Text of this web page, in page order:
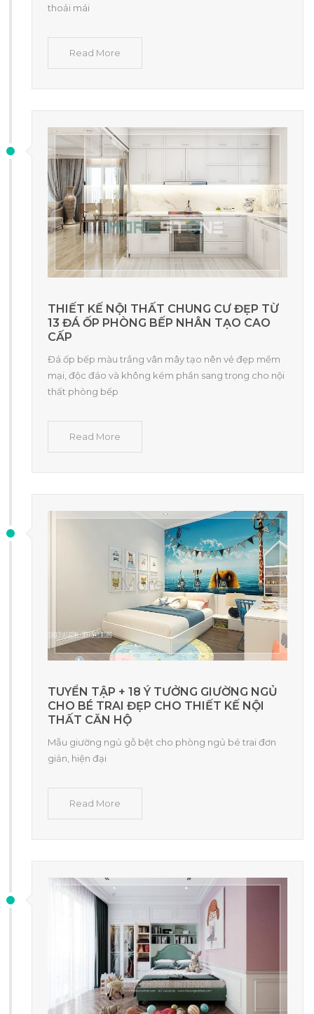
thoải mái
Read More
THIẾT KẾ NỘI THẤT CHUNG CƯ ĐẸP TỪ
13 ĐÁ ỐP PHÒNG BẾP NHÂN TẠO CAO
CẤP
Đá ốp bếp màu trắng vân mây tạo nên vẻ đẹp mềm
mại, độc đáo và không kém phần sang trọng cho nội
thất phòng bếp
Read More
TUYỂN TẬP + 18 Ý TƯỞNG GIƯỜNG NGỦ
CHO BÉ TRAI ĐẸP CHO THIẾT KẾ NỘI
THẤT CĂN HỘ
Mẫu giường ngủ gỗ bệt cho phòng ngủ bé trai đơn
giản, hiện đại
Read More